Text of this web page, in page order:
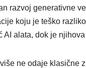
razvoj generativne
koju je teško
AI alata, dok je
ne odaje klasične